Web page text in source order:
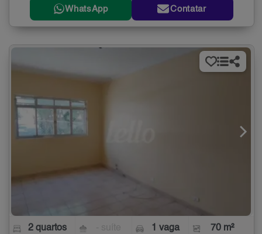
WhatsApp Contatar
2 quartos 1 vaga 70 m²